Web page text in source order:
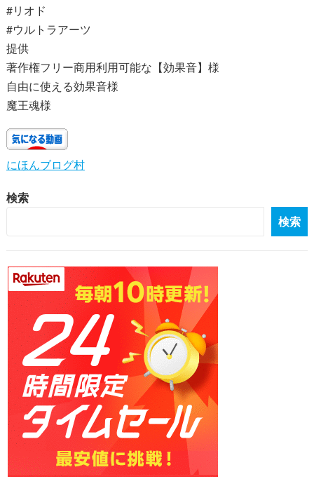
#リオド
#ウルトラアーツ
提供
著作権フリー商用利用可能な【効果音】様
自由に使える効果音様
魔王魂様
にほんブログ村
検索
検索